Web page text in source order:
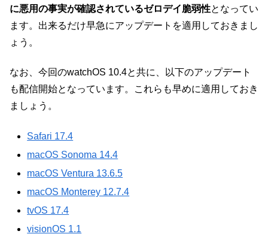
に悪用の事実が確認されているゼロデイ脆弱性となってい
ます。出来るだけ早急にアップデートを適用しておきまし
ょう。
なお、今回のwatchOS 10.4と共に、以下のアップデート
も配信開始となっています。これらも早めに適用しておき
ましょう。
Safari 17.4
macOS Sonoma 14.4
macOS Ventura 13.6.5
macOS Monterey 12.7.4
tvOS 17.4
visionOS 1.1